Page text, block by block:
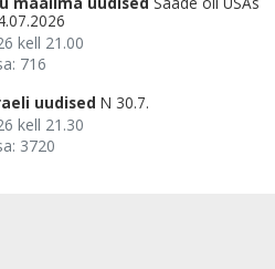
kell 21.00
716
uudised N 30.7.
kell 21.30
3720